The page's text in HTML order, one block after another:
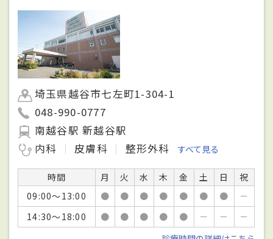
埼玉県越谷市七左町1-304-1
048-990-0777
南越谷駅 新越谷駅
内科
皮膚科 整形外科 すべて見る
時間 月 火 水 木 金 土 日
祝
09:00～13:00
● ● ● ● ● ● ●
－
14:30～18:00
● ● ● ● ● － －
－